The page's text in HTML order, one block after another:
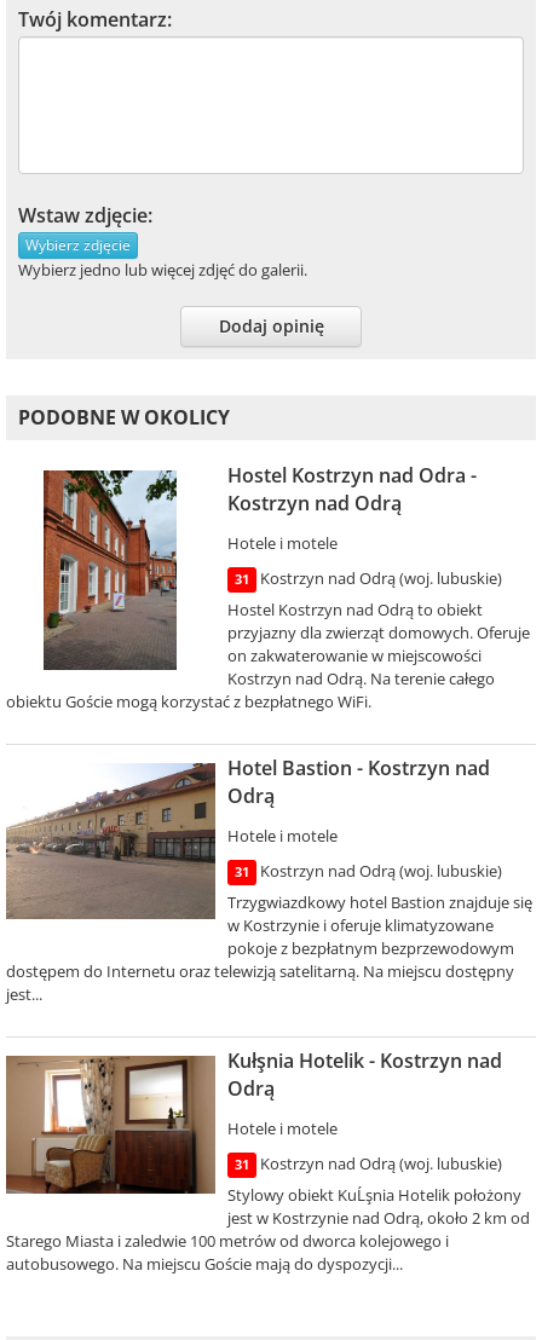
Twój komentarz:
Wstaw zdjęcie:
Wybierz zdjęcie
Wybierz jedno lub więcej zdjęć do galerii.
Dodaj opinię
PODOBNE W OKOLICY
Hostel Kostrzyn nad Odra -
Kostrzyn nad Odrą
Hotele i motele
31
Kostrzyn nad Odrą (woj. lubuskie)
Hostel Kostrzyn nad Odrą to obiekt
przyjazny dla zwierząt domowych. Oferuje
on zakwaterowanie w miejscowości
Kostrzyn nad Odrą. Na terenie całego
obiektu Goście mogą korzystać z bezpłatnego WiFi.
Hotel Bastion - Kostrzyn nad
Odrą
Hotele i motele
31
Kostrzyn nad Odrą (woj. lubuskie)
Trzygwiazdkowy hotel Bastion znajduje się
w Kostrzynie i oferuje klimatyzowane
pokoje z bezpłatnym bezprzewodowym
dostępem do Internetu oraz telewizją satelitarną. Na miejscu dostępny
jest...
Kułşnia Hotelik - Kostrzyn nad
Odrą
Hotele i motele
31
Kostrzyn nad Odrą (woj. lubuskie)
Stylowy obiekt KuĹşnia Hotelik położony
jest w Kostrzynie nad Odrą, około 2 km od
Starego Miasta i zaledwie 100 metrów od dworca kolejowego i
autobusowego. Na miejscu Goście mają do dyspozycji...